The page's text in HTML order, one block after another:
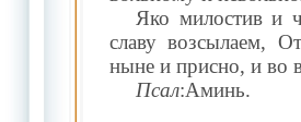
Яко милостив и
славу возсылаем,
ныне и присно, и во
Псал:Аминь.